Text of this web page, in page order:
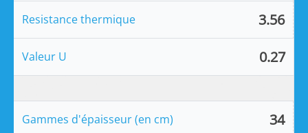
Resistance thermique 3.56
Valeur U 0.27
Gammes d'épaisseur (en cm) 34